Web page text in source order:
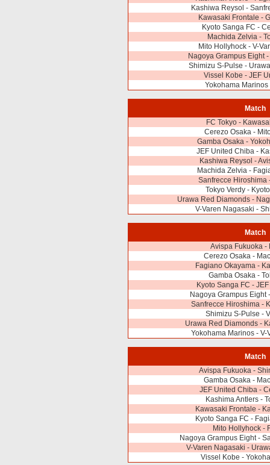
Kashiwa Reysol -
Kawasaki Frontale -
Kyoto Sanga FC -
Machida Zelvia -
Mito Hollyhock - V-
Nagoya Grampus Eight
Shimizu S-Pulse -
Vissel Kobe - JEF
Yokohama Marinos
Match
FC Tokyo -
Cerezo Osaka -
Gamba Osaka -
JEF United Chiba -
Kashiwa Reysol -
Machida Zelvia -
Sanfrecce Hiroshima
Tokyo Verdy -
Urawa Red Diamonds -
V-Varen Nagasaki -
Match
Avispa Fukuoka -
Cerezo Osaka -
Fagiano Okayama -
Gamba Osaka -
Kyoto Sanga FC -
Nagoya Grampus Eight
Sanfrecce Hiroshima -
Shimizu S-Pulse -
Urawa Red Diamonds -
Yokohama Marinos - V-
Match
Avispa Fukuoka -
Gamba Osaka -
JEF United Chiba -
Kashima Antlers -
Kawasaki Frontale -
Kyoto Sanga FC -
Mito Hollyhock -
Nagoya Grampus Eight -
V-Varen Nagasaki -
Vissel Kobe -